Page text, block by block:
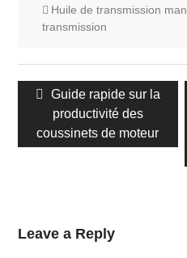
Huile de transmission
transmission
Navigation
des
articles
Publication
précédente :
Guide rapide sur la
productivité des
coussinets de moteur
Leave a Reply